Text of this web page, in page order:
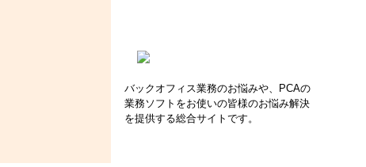
バックオフィス業務のお悩みや、PCAの
業務ソフトをお使いの皆様のお悩み解決
を提供する総合サイトです。